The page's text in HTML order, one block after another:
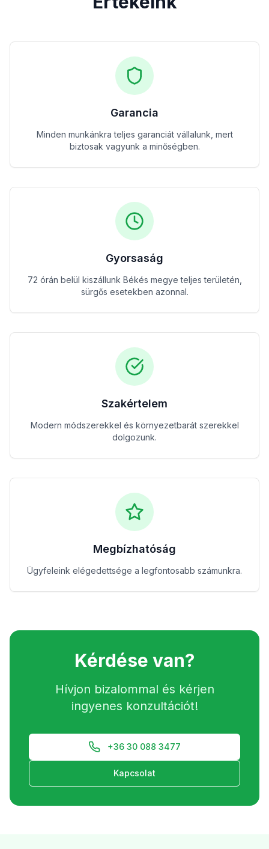
Garancia
Minden munkánkra teljes garanciát vállalunk, mert
biztosak vagyunk a minőségben.
Gyorsaság
72 órán belül kiszállunk Békés megye teljes területén,
sürgős esetekben azonnal.
Szakértelem
Modern módszerekkel és környezetbarát szerekkel
dolgozunk.
Megbízhatóság
Ügyfeleink elégedettsége a legfontosabb számunkra.
Kérdése van?
Hívjon bizalommal és kérjen
ingyenes konzultációt!
+36 30 088 3477
Kapcsolat